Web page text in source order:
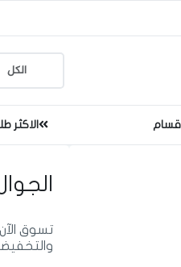
الاكثر
تسوق